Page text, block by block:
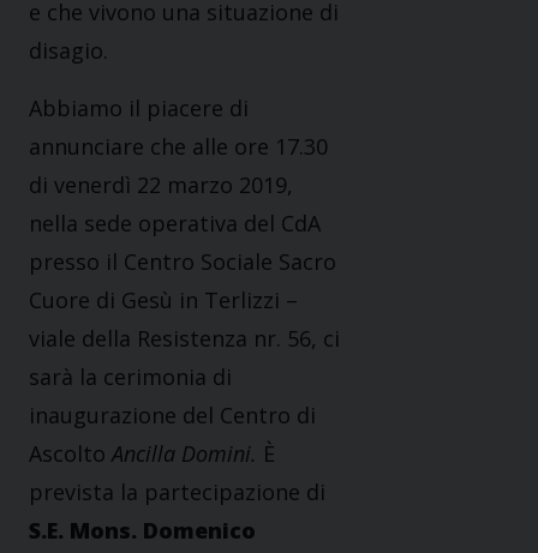
e che vivono una situazione di
disagio.
Abbiamo il piacere di
annunciare che alle ore 17.30
di venerdì 22 marzo 2019,
nella sede operativa del CdA
presso il Centro Sociale Sacro
Cuore di Gesù in Terlizzi –
viale della Resistenza nr. 56, ci
sarà la cerimonia di
inaugurazione del Centro di
Ascolto Ancilla Domini. È
prevista la partecipazione di
S.E. Mons. Domenico